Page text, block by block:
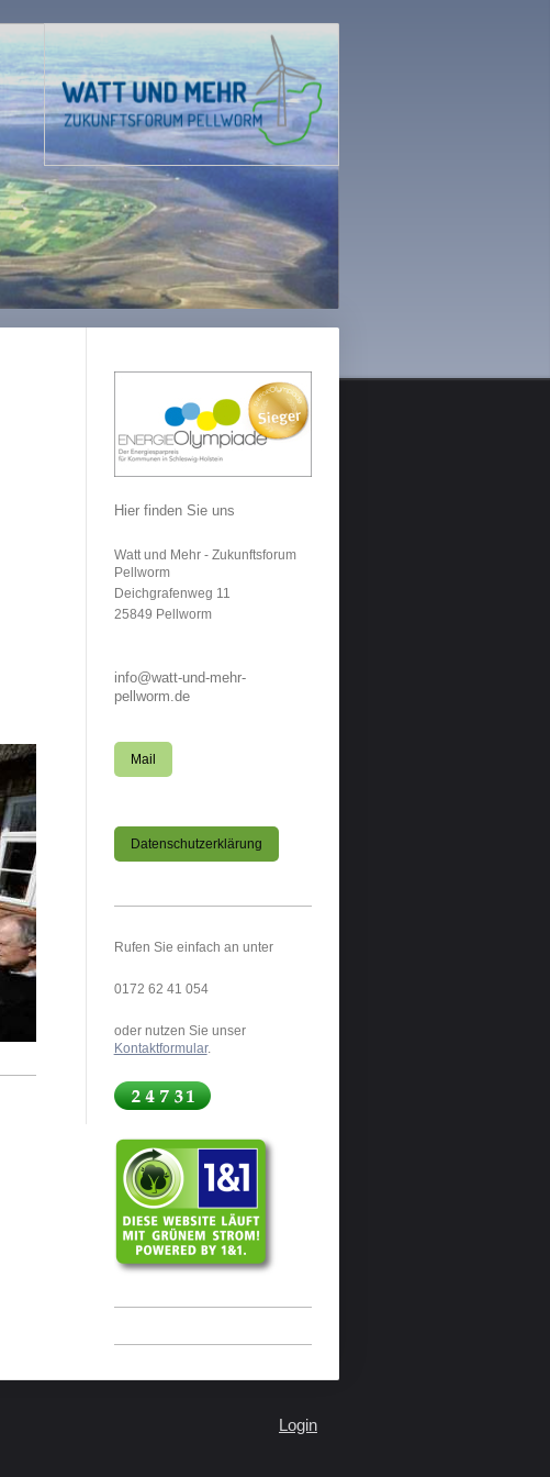
Hier finden Sie uns
Watt und Mehr - Zukunftsforum
Pellworm
Deichgrafenweg 11
25849 Pellworm
info@watt-und-mehr-
pellworm.de
Mail
Datenschutzerklärung
Rufen Sie einfach an unter
0172 62 41 054
oder nutzen Sie unser
Kontaktformular.
Login